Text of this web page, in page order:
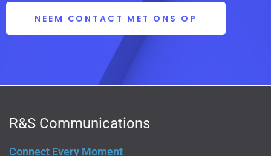
NEEM CONTACT MET ONS OP
R&S Communications
Connect Every Moment